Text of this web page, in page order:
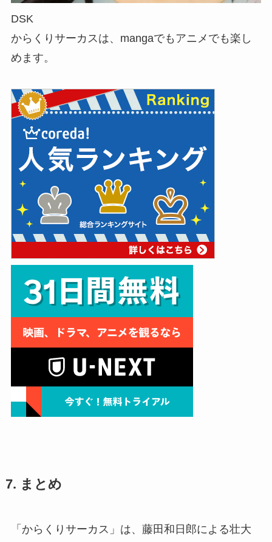
DSK
からくりサーカスは、mangaでもアニメでも楽し
めます。
7. まとめ
「からくりサーカス」は、藤田和日郎による壮大